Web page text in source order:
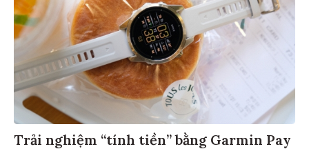
Trải nghiệm “tính tiền” bằng Garmin Pay